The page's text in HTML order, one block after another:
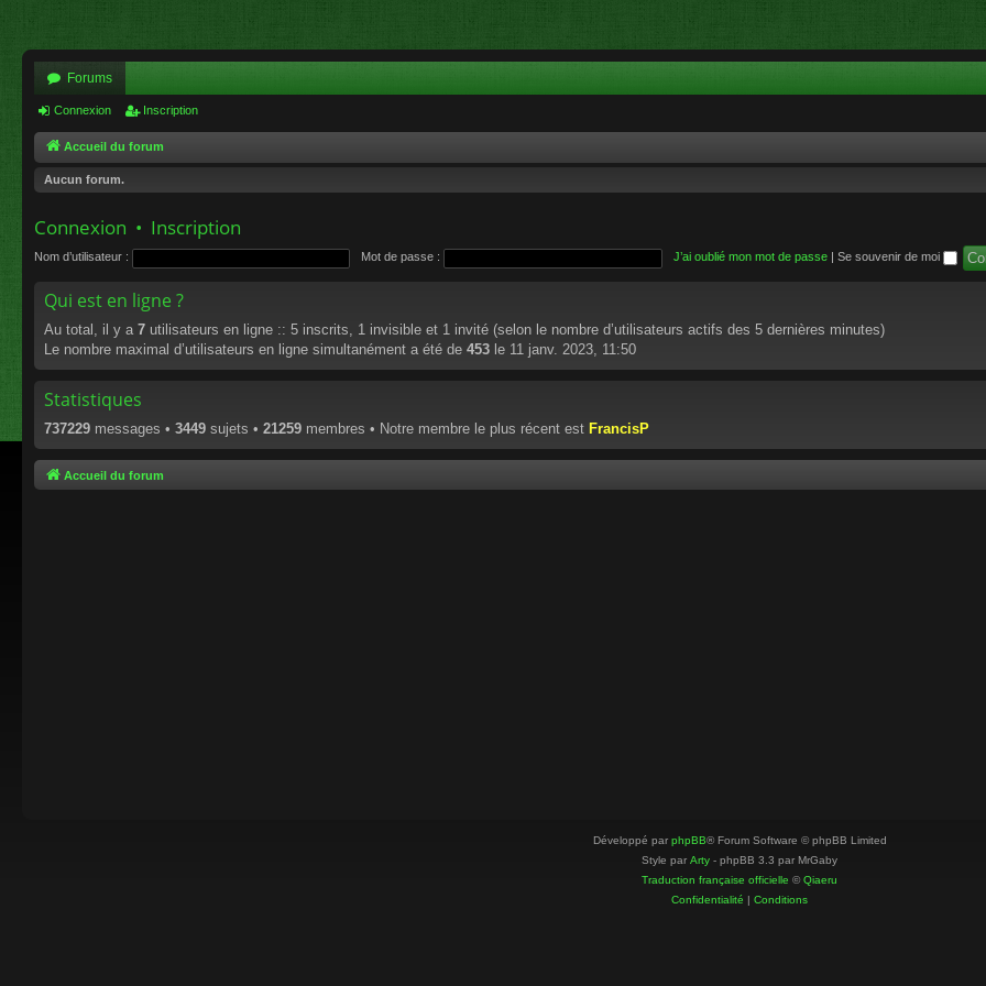
Forums
Connexion Inscription
Accueil du forum
Aucun forum.
Connexion • Inscription
Nom d’utilisateur : Mot de passe : J’ai oublié mon mot de passe Se souvenir de moi
Qui est en ligne ?
Au total, il y a 7 utilisateurs en ligne :: 5 inscrits, 1 invisible et 1 invité (selon le nombre d’utilisateurs actifs des 5 dernières minutes)
Le nombre maximal d’utilisateurs en ligne simultanément a été de 453 le 11 janv. 2023, 11:50
Statistiques
737229 messages • 3449 sujets • 21259 membres • Notre membre le plus récent est FrancisP
Accueil du forum
Développé par phpBB® Forum Software © phpBB Limited
Style par Arty - phpBB 3.3 par MrGaby
Traduction française officielle ©Qiaeru
Confidentialité | Conditions